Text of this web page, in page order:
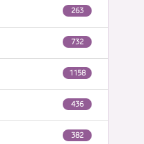
263
732
1158
436
382